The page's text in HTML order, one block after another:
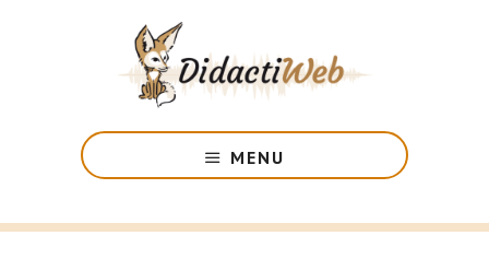
formations
adaptées
déficients
MENU